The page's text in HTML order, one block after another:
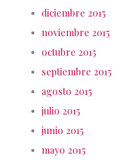
diciembre 2015
noviembre 2015
octubre 2015
septiembre 2015
agosto 2015
julio 2015
junio 2015
mayo 2015